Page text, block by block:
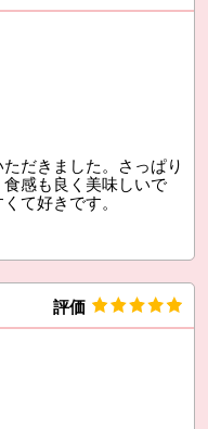
だきました。さっぱり
感も良く美味しいで
て好きです。
評価